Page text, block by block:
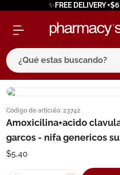
✨FREE DELIVERY
¿Qué estas buscando?
Código de artículo: 23742
Amoxicilina+acido
garcos - nifa genericos
$5,40
términos más
1. eucerin